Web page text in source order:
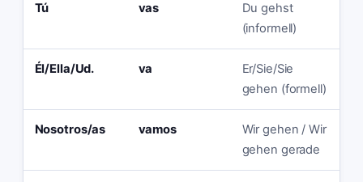
Tú vas
Du gehst
(informell)
Él/Ella/Ud. va
Er/Sie/Sie
gehen (formell)
Nosotros/as vamos
Wir gehen / Wir
gehen gerade